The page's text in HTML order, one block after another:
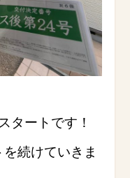
タートです！
続けていきま